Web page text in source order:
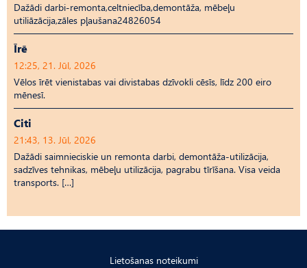
Dažādi darbi-remonta,celtniecība,demontāža, mēbeļu
utiliāzācija,zāles pļaušana24826054
Īrē
12:25, 21. Jūl, 2026
Vēlos īrēt vienistabas vai divistabas dzīvokli cēsīs, līdz 200 eiro
mēnesī.
Citi
21:43, 13. Jūl, 2026
Dažādi saimnieciskie un remonta darbi, demontāža-utilizācija,
sadzīves tehnikas, mēbeļu utilizācija, pagrabu tīrīšana. Visa veida
transports. […]
Lietošanas noteikumi